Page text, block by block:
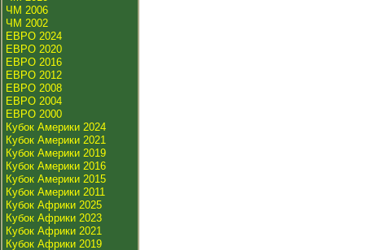
ЧМ 2006
ЧМ 2002
ЕВРО 2024
ЕВРО 2020
ЕВРО 2016
ЕВРО 2012
ЕВРО 2008
ЕВРО 2004
ЕВРО 2000
Кубок Америки 2024
Кубок Америки 2021
Кубок Америки 2019
Кубок Америки 2016
Кубок Америки 2015
Кубок Америки 2011
Кубок Африки 2025
Кубок Африки 2023
Кубок Африки 2021
Кубок Африки 2019